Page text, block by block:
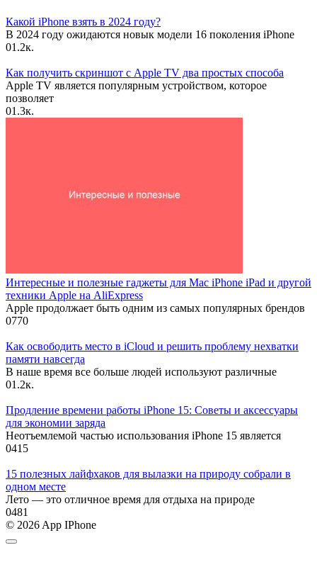
Какой iPhone взять в 2024 году?
В 2024 году ожидаются новык модели 16 поколения iPhone
01.2к.
Как получить скриншот с Apple TV два простых способа
Apple TV является популярным устройством, которое
позволяет
01.3к.
Интересные и полезные гаджеты для Mac iPhone iPad и другой
техники Apple на AliExpress
Apple продолжает быть одним из самых популярных брендов
0770
Как освободить место в iCloud и решить проблему нехватки
памяти навсегда
В наше время все больше людей используют различные
01.2к.
Продление времени работы iPhone 15: Советы и аксессуары
для экономии заряда
Неотъемлемой частью использования iPhone 15 является
0415
15 полезных лайфхаков для вылазки на природу собрали в
одном месте
Лето — это отличное время для отдыха на природе
0481
© 2026 App IPhone